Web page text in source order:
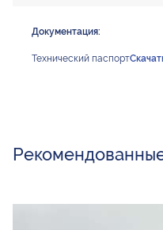
Документация:
Технический паспорт